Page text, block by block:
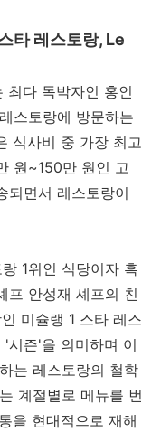
타 레스토랑, Le
최다 독박자인 홍인
스토랑에 방문하는
식사비 중 가장 최고
원~150만 원인 고
되면서 레스토랑이
1위인 식당이자 흑
프 안성재 셰프의 친
미슐랭 1 스타 레스
시즌'을 의미하며 이
는 레스토랑의 철학
계절별로 메뉴를 번
을 현대적으로 재해